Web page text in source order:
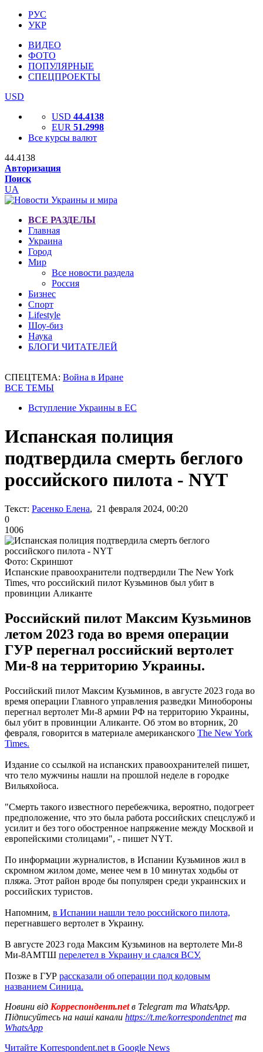
РУС
УКР
ВИДЕО
ФОТО
ПОПУЛЯРНЫЕ
СПЕЦПРОЕКТЫ
USD
USD 44.4138
EUR 51.2998
Все курсы валют
44.4138
Авторизация
Поиск
UA
ВСЕ РАЗДЕЛЫ
Главная
Украина
Город
Мир
Все новости раздела
Россия
Бизнес
Спорт
Lifestyle
Шоу-биз
Наука
БЛОГИ ЧИТАТЕЛЕЙ
СПЕЦТЕМА: Война в Иране
ВСЕ ТЕМЫ
Вступление Украины в ЕС
Испанская полиция
подтвердила смерть беглого
российского пилота - NYT
Текст: Расенко Елена, 21 февраля 2024, 00:20
0
1006
Фото: Скриншот
Испанские правоохранители подтвердили The New York
Times, что российский пилот Кузьминов был убит в
провинции Аликанте
Российский пилот Максим Кузьминов
летом 2023 года во время операции
ГУР перегнал российский вертолет
Ми-8 на территорию Украины.
Российский пилот Максим Кузьминов, в августе 2023 года во
время операции Главного управления разведки Минобороны
перегнал вертолет Ми-8 армии РФ на территорию Украины,
был убит в провинции Аликанте. Об этом во вторник, 20
февраля, говорится в материале американского The New York
Times.
Издание со ссылкой на испанских правоохранителей пишет,
что тело мужчины нашли на прошлой неделе в городке
Вильяхойоса.
"Смерть такого известного перебежчика, вероятно, подогреет
предположение, что это была работа российских спецслужб и
усилит и без того обостренное напряжение между Москвой и
европейскими столицами", - пишет NYT.
По информации журналистов, в Испании Кузьминов жил в
скромном жилом доме, менее чем в 10 минутах ходьбы от
пляжа. Этот район вроде бы популярен среди украинских и
российских туристов.
Напомним, в Испании нашли тело российского пилота,
перегнавшего вертолет в Украину.
В августе 2023 года Максим Кузьминов на вертолете Ми-8
Ми-8АМТШ перелетел в Украину и сдался ВСУ.
Позже в ГУР рассказали об операции под кодовым
названием Синица.
Новини від Корреспондент.netв Telegram та WhatsApp.
Підписуйтесь на наші канали https://t.me/korrespondentnetта
WhatsApp
Читайте Korrespondent.net в Google News